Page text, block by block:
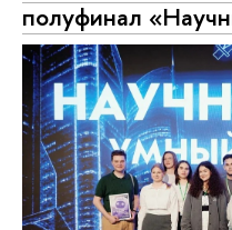
полуфинал